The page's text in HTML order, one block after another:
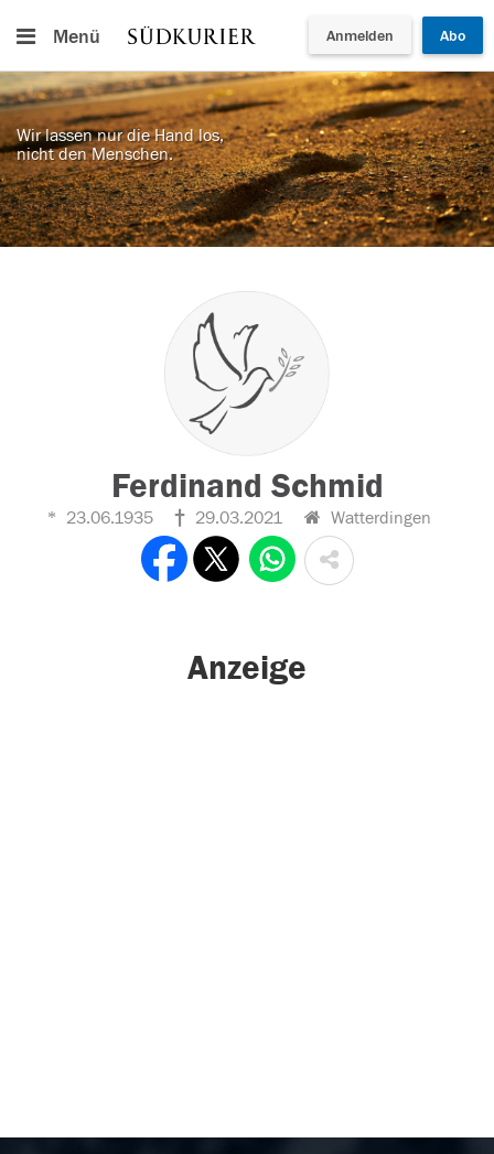
Menü Anmelden Abo
Wir lassen nur die Hand los,
nicht den Menschen.
Ferdinand Schmid
23.06.1935 29.03.2021 Watterdingen
Anzeige